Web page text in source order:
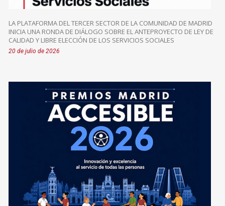
LA PLATAFORMA DEL TERCER SECTOR DE LA COMUNIDAD DE MADRID
INICIA UNA RONDA DE DIÁLOGO SOBRE EL ANTEPROYECTO DE LEY DE
CALIDAD Y LIBRE ELECCIÓN DE LOS SERVICIOS SOCIALES
20 de julio de 2026